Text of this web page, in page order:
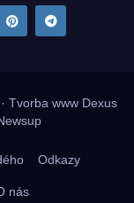
Tvorba www Dexus
Odkazy
nás